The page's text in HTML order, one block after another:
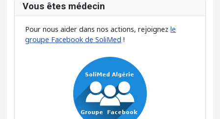
Vous êtes médecin
Pour nous aider dans nos actions, rejoignezle
groupe Facebook de SoliMed !